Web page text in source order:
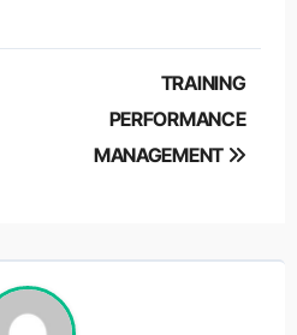
TRAINING
PERFORMANCE
MANAGEMENT